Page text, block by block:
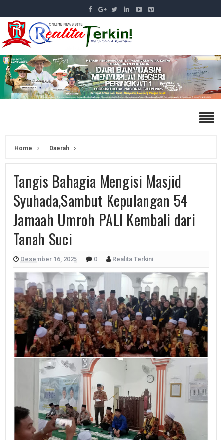
Home Daerah
Tangis Bahagia Mengisi Masjid
Syuhada,Sambut Kepulangan 54
Jamaah Umroh PALI Kembali dari
Tanah Suci
Desember 16, 2025 0 Realita Terkini